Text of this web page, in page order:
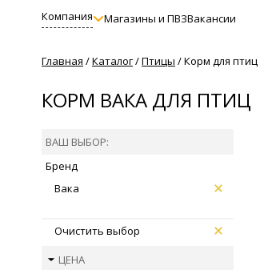
Компания Магазины и ПВЗВакансии
Главная /Каталог/Птицы /Корм для птиц
КОРМ ВАКА ДЛЯ ПТИЦ
ВАШ ВЫБОР:
Бренд
Вака
Очистить выбор
ЦЕНА